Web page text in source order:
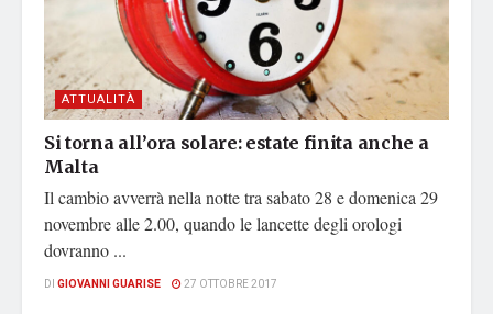
ATTUALITÀ
Si torna all’ora solare: estate finita anche a
Malta
Il cambio avverrà nella notte tra sabato 28 e domenica 29
novembre alle 2.00, quando le lancette degli orologi
dovranno ...
DI GIOVANNI GUARISE 27 OTTOBRE 2017